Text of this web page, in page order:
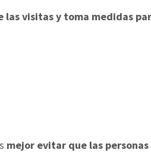
las visitas y toma medidas
mejor evitar que las